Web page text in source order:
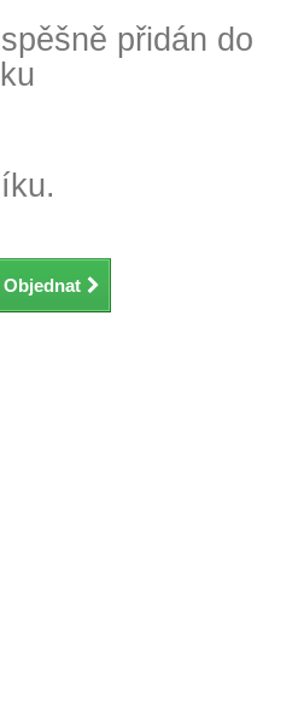
přidán do
Objednat